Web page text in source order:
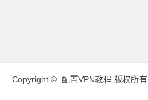
Copyright © 配置VPN教程版权所有.